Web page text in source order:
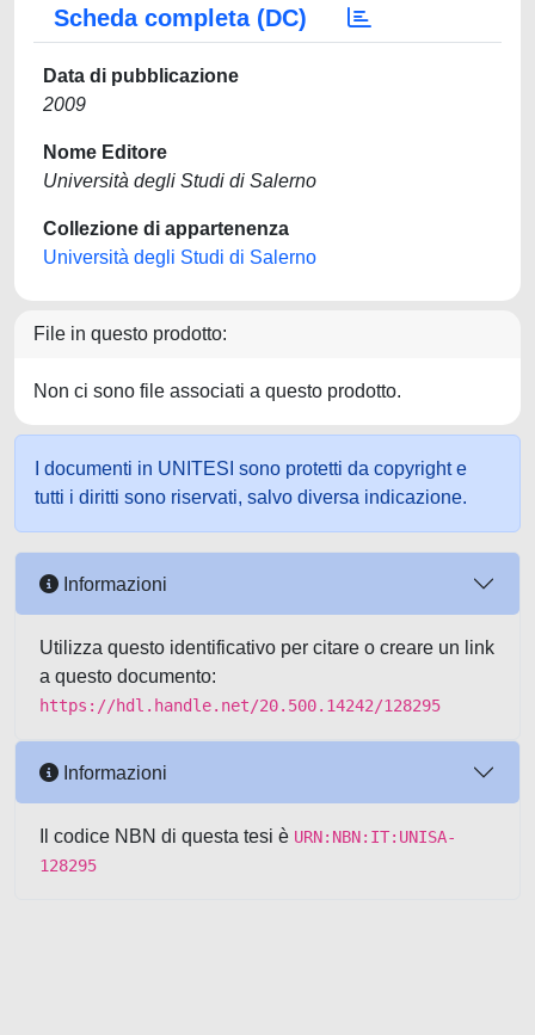
Scheda completa (DC)
Data di pubblicazione
2009
Nome Editore
Università degli Studi di Salerno
Collezione di appartenenza
Università degli Studi di Salerno
File in questo prodotto:
Non ci sono file associati a questo prodotto.
I documenti in UNITESI sono protetti da copyright e
tutti i diritti sono riservati, salvo diversa indicazione.
Informazioni
Utilizza questo identificativo per citare o creare un link
a questo documento:
https://hdl.handle.net/20.500.14242/128295
Informazioni
Il codice NBN di questa tesi è URN:NBN:IT:UNISA-
128295